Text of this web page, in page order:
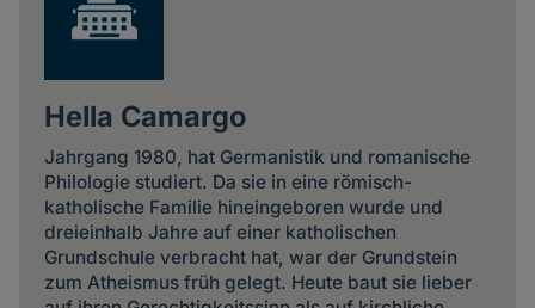
Hella Camargo
Jahrgang 1980, hat Germanistik und romanische
Philologie studiert. Da sie in eine römisch-
katholische Familie hineingeboren wurde und
dreieinhalb Jahre auf einer katholischen
Grundschule verbracht hat, war der Grundstein
zum Atheismus früh gelegt. Heute baut sie lieber